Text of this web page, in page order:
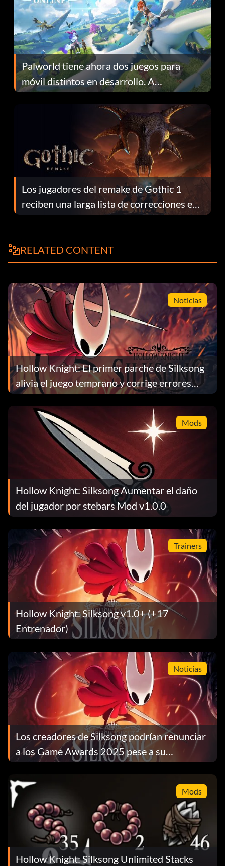
Palworld tiene ahora dos juegos para
móvil distintos en desarrollo. A
continuación te explicamos por qué.
Los jugadores del remake de Gothic 1
reciben una larga lista de correcciones en
el parche 1.0.4
RELATED CONTENT
Noticias
Hollow Knight: El primer parche de Silksong
alivia el juego temprano y corrige errores
importantes
Mods
Hollow Knight: Silksong Aumentar el daño
del jugador por stebars Mod v1.0.0
Trainers
Hollow Knight: Silksong v1.0+ (+17
Entrenador)
Noticias
Los creadores de Silksong podrían renunciar
a los Game Awards 2025 pese a su
nominación al GOTY
Mods
Hollow Knight: Silksong Unlimited Stacks